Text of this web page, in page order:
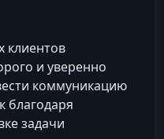
клиентов
и уверенно
коммуникацию
благодаря
задачи